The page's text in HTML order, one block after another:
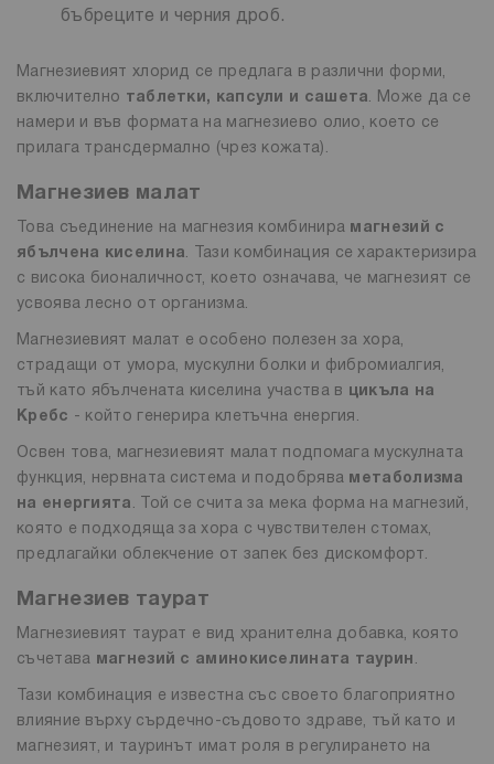
бъбреците и черния дроб.
Магнезиевият хлорид се предлага в различни форми,
включително таблетки, капсули и сашета. Може да се
намери и във формата на магнезиево олио, което се
прилага трансдермално (чрез кожата).
Магнезиев малат
Това съединение на магнезия комбинира магнезий с
ябълчена киселина. Тази комбинация се характеризира
с висока бионаличност, което означава, че магнезият се
усвоява лесно от организма.
Магнезиевият малат е особено полезен за хора,
страдащи от умора, мускулни болки и фибромиалгия,
тъй като ябълчената киселина участва в
цикъла на
Кребс - който генерира клетъчна енергия.
Освен това, магнезиевият малат подпомага мускулната
функция, нервната система и подобрява метаболизма
на енергията . Той се счита за мека форма на магнезий,
която е подходяща за хора с чувствителен стомах,
предлагайки облекчение от запек без дискомфорт.
Магнезиев таурат
Магнезиевият таурат е вид хранителна добавка, която
съчетава
магнезий с аминокиселината таурин .
Тази комбинация е известна със своето благоприятно
влияние върху сърдечно-съдовото здраве, тъй като и
магнезият, и тауринът имат роля в регулирането на